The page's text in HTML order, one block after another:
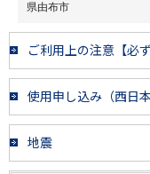
県由布市
ご利用上の注意【必
使用申し込み（西日
地震